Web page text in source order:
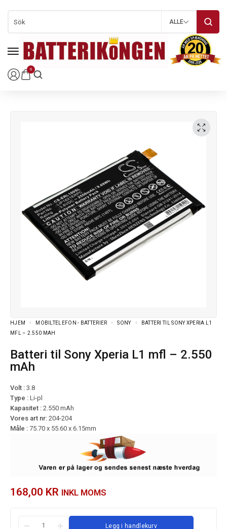
0
ALLE
HJEM MOBILTELEFON - BATTERIER SONY
BATTERI TIL SONY XPERIA L1
MFL – 2.550 MAH
Batteri til Sony Xperia L1 mfl – 2.550
mAh
Volt : 3.8
Type : Li-pl
Kapasitet : 2.550 mAh
Vores art nr: 204-204
Måle : 75.70 x 55.60 x 6.15mm
168,00 KR INKL MOMS
Legg i handlekurv